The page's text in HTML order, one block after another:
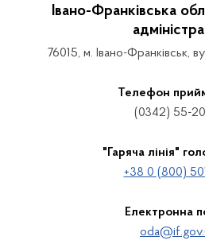
Івано-Франківська
76015, м. Івано-Франківськ,
Телефон
(0342) 55-
"Гаряча лінія"
+38 0 (800)
Електронна